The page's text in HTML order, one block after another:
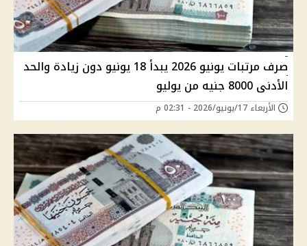
صرف مرتبات يونيو 2026 يبدأ 18 يونيو دون زيادة والحد
الأدنى 8000 جنيه من يوليو
الأربعاء 17/يونيو/2026 - 02:31 م